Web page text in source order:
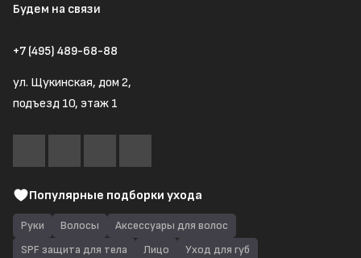
Будем на связи
+7 (495) 489-68-88
ул. Щукинская, дом 2,
подъезд 10, этаж 1
Популярные подборки ухода
Руки Волосы
Аксессуары для волос
SPF защита для тела
Лицо Уход для губ